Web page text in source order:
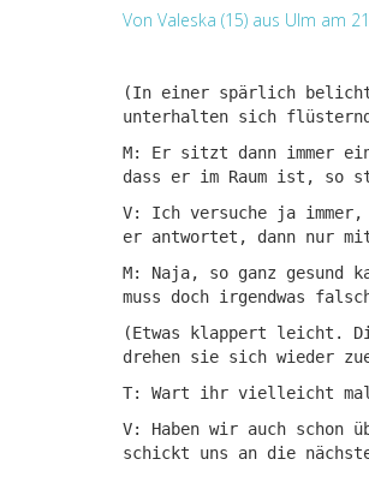
Von Valeska (15) aus Ulm am
(In einer spärlich
unterhalten sich
M: Er sitzt dann immer
dass er im Raum ist,
V: Ich versuche ja immer,
er antwortet, dann nur mit
M: Naja, so ganz gesund
muss doch irgendwas
(Etwas klappert leicht.
drehen sie sich wieder
T: Wart ihr vielleicht mal
V: Haben wir auch schon
schickt uns an die